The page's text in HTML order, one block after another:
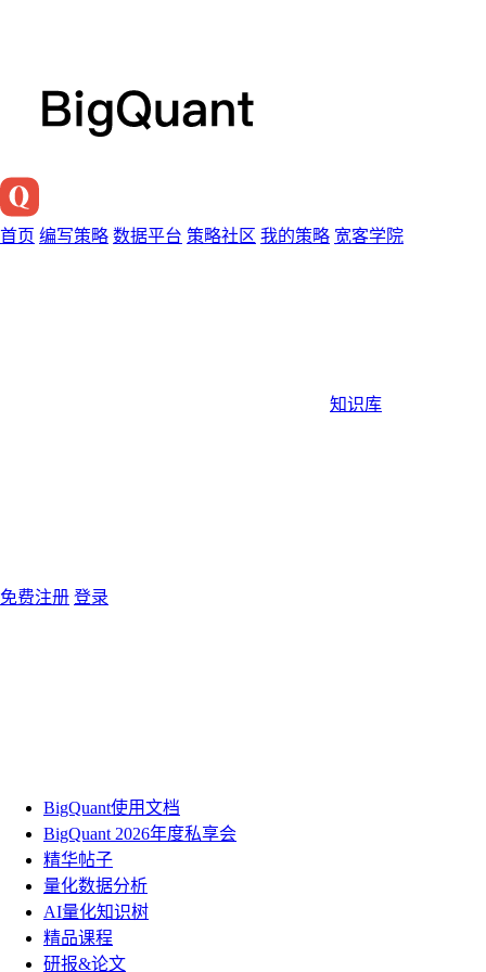
首页 编写策略 数据平台 策略社区 我的策略 宽客学院
知识库
免费注册 登录
BigQuant使用文档
BigQuant 2026年度私享会
精华帖子
量化数据分析
AI量化知识树
精品课程
研报&论文